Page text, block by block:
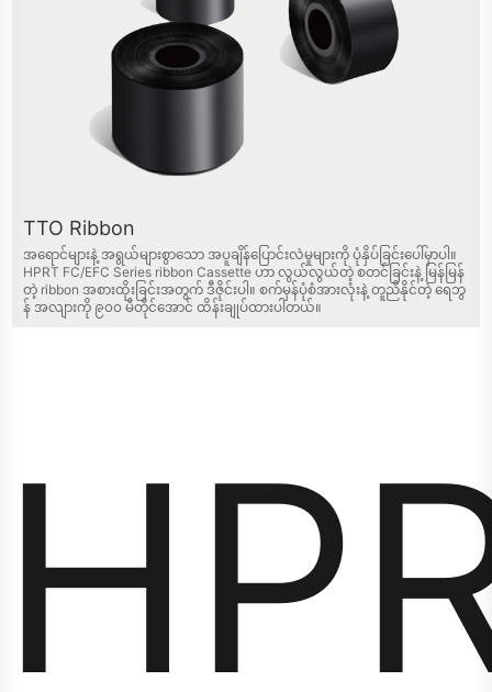
TTO Ribbon
အရောင်များနဲ့ အရွယ်များစွာသော အပူချိန်ပြောင်းလဲမှုများကို ပုံနှိပ်ခြင်းပေါ်မှာပါ။
HPRT FC/EFC Series ribbon Cassette ဟာ လွယ်လွယ်တဲ့ စတင်ခြင်းနဲ့ မြန်မြန်
တဲ့ ribbon အစားထိုးခြင်းအတွက် ဒီဇိုင်းပါ။ စက်မှန်ပုံစံအားလုံးနဲ့ တူညီနိုင်တဲ့ ရေဘွ
န် အလျားကို ၉၀၀ မီတိုင်အောင် ထိန်းချုပ်ထားပါတယ်။